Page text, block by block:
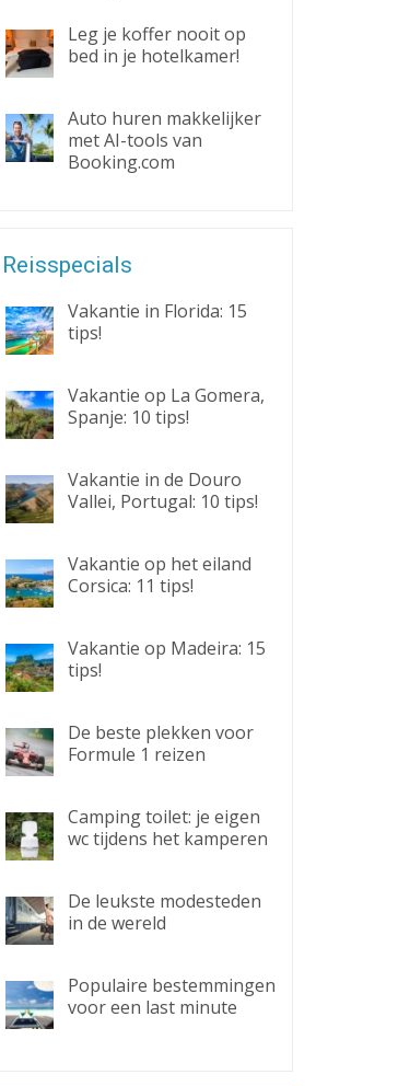
Leg je koffer nooit op
bed in je hotelkamer!
Auto huren makkelijker
met AI-tools van
Booking.com
Reisspecials
Vakantie in Florida: 15
tips!
Vakantie op La Gomera,
Spanje: 10 tips!
Vakantie in de Douro
Vallei, Portugal: 10 tips!
Vakantie op het eiland
Corsica: 11 tips!
Vakantie op Madeira: 15
tips!
De beste plekken voor
Formule 1 reizen
Camping toilet: je eigen
wc tijdens het kamperen
De leukste modesteden
in de wereld
Populaire bestemmingen
voor een last minute